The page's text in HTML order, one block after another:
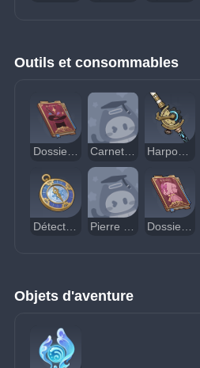
Outils et consommables
Dossier de l'affaire « Tour de transposition à l'Opéra » Carnet d'indices sur la Forteresse de Méropide Harpon perforant
Détecteur de trésors Hydro
Objets d'aventure